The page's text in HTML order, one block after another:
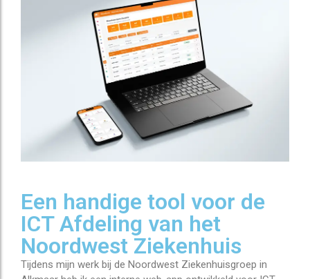
Een handige tool voor de
ICT Afdeling van het
Noordwest Ziekenhuis
Tijdens mijn werk bij de Noordwest Ziekenhuisgroep in